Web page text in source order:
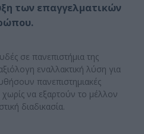
των επαγγελματικών
σε πανεπιστήμια της
εναλλακτική λύση για
πανεπιστημιακές
να εξαρτούν το μέλλον
διαδικασία.